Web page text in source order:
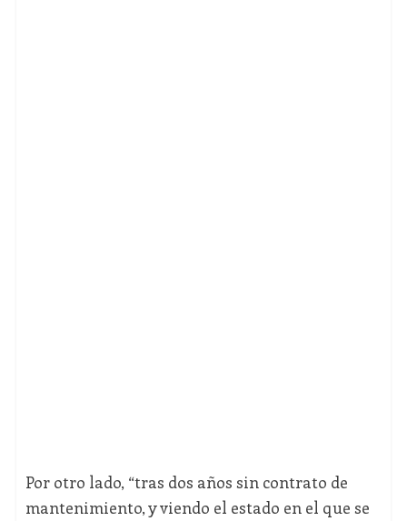
Por otro lado, “tras dos años sin contrato de
mantenimiento, y viendo el estado en el que se